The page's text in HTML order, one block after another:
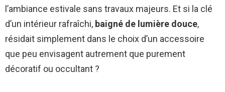
l’ambiance estivale sans travaux majeurs. Et si la clé
d’un intérieur rafraîchi, baigné de lumière douce,
résidait simplement dans le choix d’un accessoire
que peu envisagent autrement que purement
décoratif ou occultant ?